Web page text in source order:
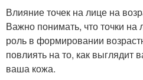
Влияние точек на лице на
Важно понимать, что точки
роль в формировании
повлиять на то, как выглядит
ваша кожа.